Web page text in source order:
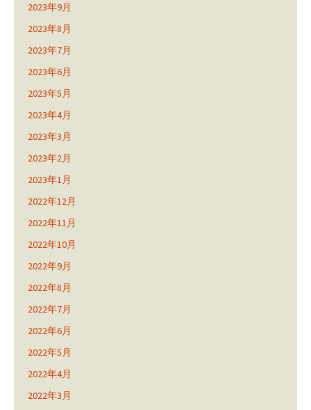
2023年9月
2023年8月
2023年7月
2023年6月
2023年5月
2023年4月
2023年3月
2023年2月
2023年1月
2022年12月
2022年11月
2022年10月
2022年9月
2022年8月
2022年7月
2022年6月
2022年5月
2022年4月
2022年3月